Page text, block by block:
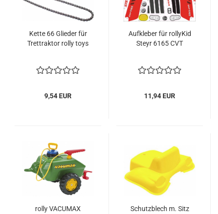
Kette 66 Glieder für
Trettraktor rolly toys
9,54 EUR
Aufkleber für rollyKid
Steyr 6165 CVT
11,94 EUR
rolly VACUMAX
Schutzblech m. Sitz